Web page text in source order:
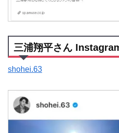
三浦翔平さん
shohei.63